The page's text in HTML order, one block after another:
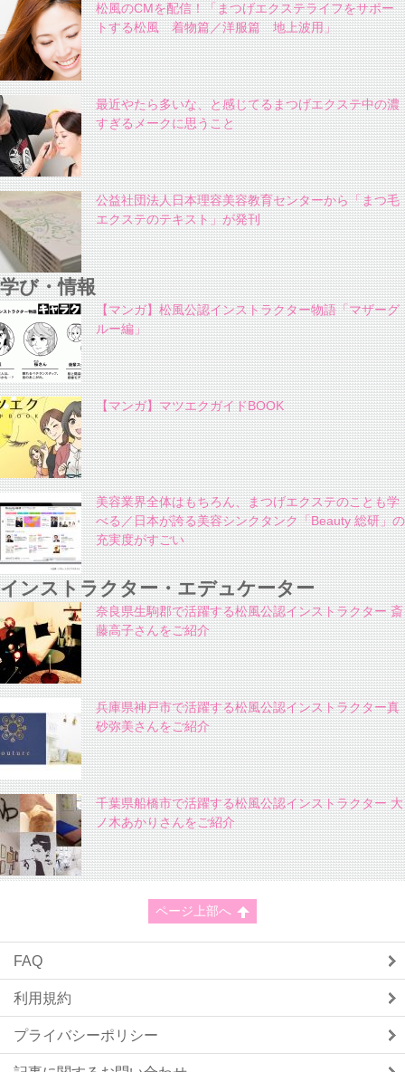
松風のCMを配信！「まつげエクステライフをサポー
トする松風 着物篇／洋服篇 地上波用」
最近やたら多いな、と感じてるまつげエクステ中の濃
すぎるメークに思うこと
公益社団法人日本理容美容教育センターから「まつ毛
エクステのテキスト」が発刊
学び・情報
【マンガ】松風公認インストラクター物語「マザーグ
ルー編」
【マンガ】マツエクガイドBOOK
美容業界全体はもちろん、まつげエクステのことも学
べる／日本が誇る美容シンクタンク「Beauty 総研」の
充実度がすごい
インストラクター・エデュケーター
奈良県生駒郡で活躍する松風公認インストラクター 斎
藤高子さんをご紹介
兵庫県神戸市で活躍する松風公認インストラクター真
砂弥美さんをご紹介
千葉県船橋市で活躍する松風公認インストラクター 大
ノ木あかりさんをご紹介
ページ上部へ
FAQ
利用規約
プライバシーポリシー